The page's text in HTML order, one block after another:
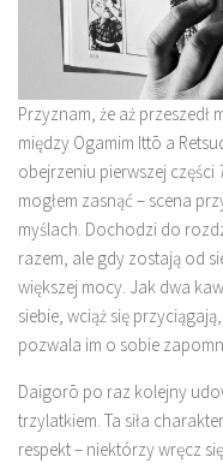
Przyznam, że aż
między Ogamim Ittō a
obejrzeniu pierwszej części
mogłem zasnąć – scena
myślach. Dochodzi do
razem, ale gdy zostają od
większej mocy. Jak dwa
siebie, wciąż się
pozwala im o sobie
Daigorō po raz kolejny
trzylatkiem. Ta siła
respekt – niektórzy wręcz